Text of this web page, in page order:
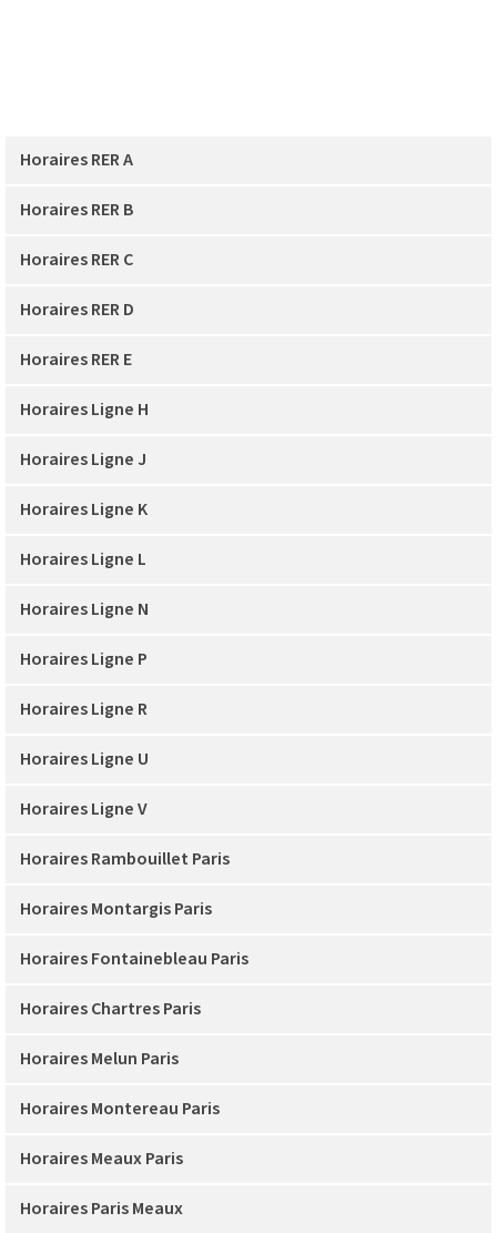
Horaires RER A
Horaires RER B
Horaires RER C
Horaires RER D
Horaires RER E
Horaires Ligne H
Horaires Ligne J
Horaires Ligne K
Horaires Ligne L
Horaires Ligne N
Horaires Ligne P
Horaires Ligne R
Horaires Ligne U
Horaires Ligne V
Horaires Rambouillet Paris
Horaires Montargis Paris
Horaires Fontainebleau Paris
Horaires Chartres Paris
Horaires Melun Paris
Horaires Montereau Paris
Horaires Meaux Paris
Horaires Paris Meaux